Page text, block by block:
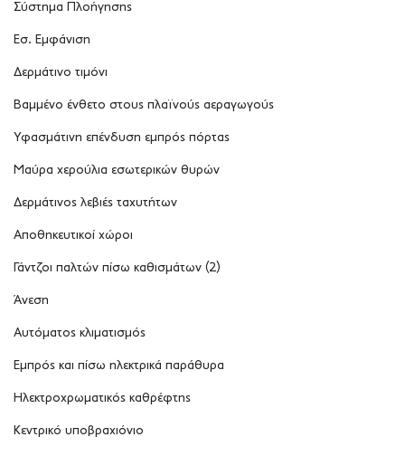
Σύστημα Πλοήγησης
Εσ. Εμφάνιση
Δερμάτινο τιμόνι
Βαμμένο ένθετο στους πλαϊνούς αεραγωγούς
Υφασμάτινη επένδυση εμπρός πόρτας
Μαύρα χερούλια εσωτερικών θυρών
Δερμάτινος λεβιές ταχυτήτων
Αποθηκευτικοί χώροι
Γάντζοι παλτών πίσω καθισμάτων (2)
Άνεση
Αυτόματος κλιματισμός
Εμπρός και πίσω ηλεκτρικά παράθυρα
Ηλεκτροχρωματικός καθρέφτης
Κεντρικό υποβραχιόνιο